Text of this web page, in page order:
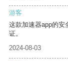
游客
这款加速器app的安
证。
2024-08-03